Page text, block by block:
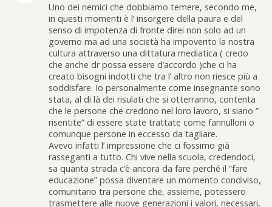
Uno dei nemici che dobbiamo temere, secondo me,
in questi momenti è l’ insorgere della paura e del
senso di impotenza di fronte direi non solo ad un
governo ma ad una società ha impoverito la nostra
cultura attraverso una dittatura mediatica ( credo
che anche dr possa essere d’accordo )che ci ha
creato bisogni indotti che tra l’ altro non riesce più a
soddisfare. Io personalmente come insegnante sono
stata, al di là dei risulati che si otterranno, contenta
che le persone che credono nel loro lavoro, si siano ”
risentite” di essere state trattate come fannulloni o
comunque persone in eccesso da tagliare.
Avevo infatti l’ impressione che ci fossimo già
rasseganti a tutto. Chi vive nella scuola, credendoci,
sa quanta strada c’è ancora da fare perché il “fare
educazione” possa diventare un momento condiviso,
comunitario tra persone che, assieme, potessero
trasmettere alle nuove generazioni i valori, necessari,